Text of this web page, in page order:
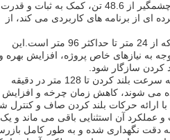
محل کار به طور موثر حرکت کند.با وجود اندازه نسبتا فشرده اش، آن را با یک وزن عملیاتی چشمگیر از 48.6 تن، کمک به ثبات و قدرت
ای از برنامه های کاربردی می کند، از
یکی از ویژگی های برجسته این جرثقیل خزنده استفاده شده طول قاب قابل تنظیم آن است که از 24 متر تا حداکثر 96 متر است.این
به نیازهای خاص پروژه، افزایش بهره
کردن سازگار شود.
علاوه بر ظرفیت بلند کردن چشمگیر و بوم قابل تنظیم، این جرثقیل خزنده دست دوم مجهز به سرعت بلند کردن تا 128 متر در دقیقه
می شوند، کاهش زمان چرخه و افزایش
ارائه حرکات بلند کردن صاف و کنترل
آن استثنایی باقی می ماند و یک
دقت نگهداری شده و به طور کامل